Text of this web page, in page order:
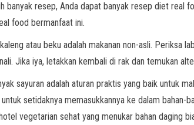
resep, Anda dapat banyak resep diet real
food bermanfaat ini.
atau beku adalah makanan non-asli. Periksa
Jika iya, letakkan kembali di rak dan temukan
sayuran adalah aturan praktis yang baik untuk
setidaknya memasukkannya ke dalam bahan-
vegetarian sehat yang menukar bahan daging